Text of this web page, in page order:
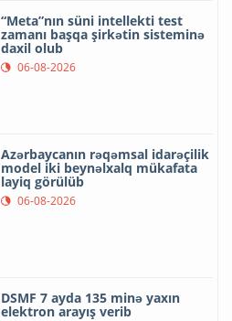
“Meta”nın süni intellekti test
zamanı başqa şirkətin sisteminə
daxil olub
06-08-2026
Azərbaycanın rəqəmsal idarəçilik
model iki beynəlxalq mükafata
layiq görülüb
06-08-2026
DSMF 7 ayda 135 minə yaxın
elektron arayış verib